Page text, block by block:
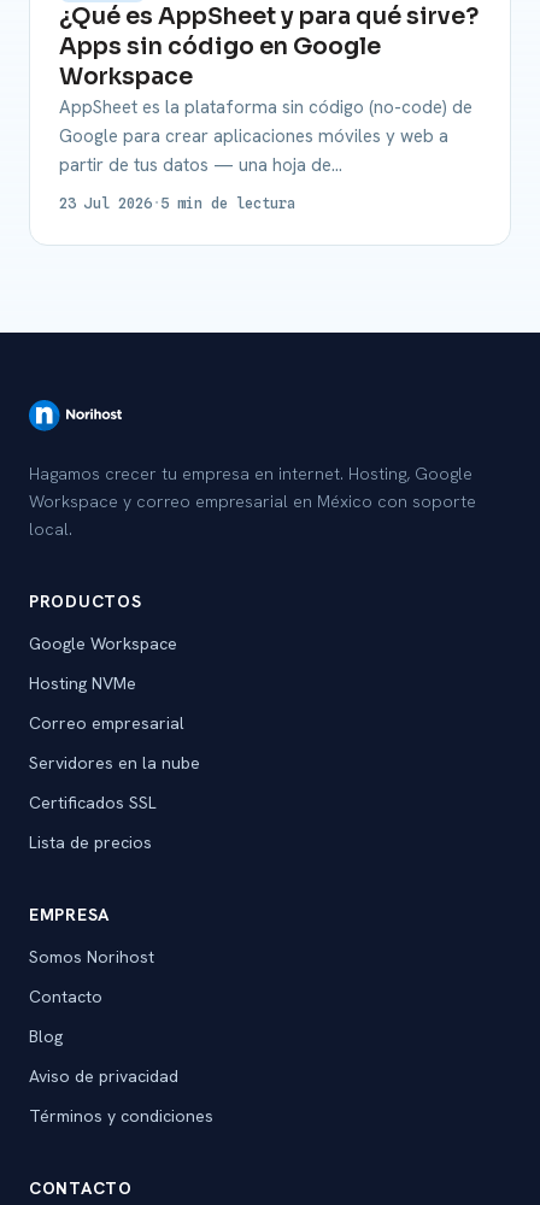
¿Qué es AppSheet y para qué sirve?
Apps sin código en Google
Workspace
AppSheet es la plataforma sin código (no-code) de
Google para crear aplicaciones móviles y web a
partir de tus datos — una hoja de…
23 Jul 2026 · 5 min de lectura
Hagamos crecer tu empresa en internet. Hosting, Google
Workspace y correo empresarial en México con soporte
local.
PRODUCTOS
Google Workspace
Hosting NVMe
Correo empresarial
Servidores en la nube
Certificados SSL
Lista de precios
EMPRESA
Somos Norihost
Contacto
Blog
Aviso de privacidad
Términos y condiciones
CONTACTO